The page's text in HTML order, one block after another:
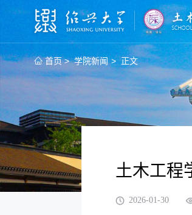
首页 > 学院新闻 > 正文
土木工程
2026-01-30